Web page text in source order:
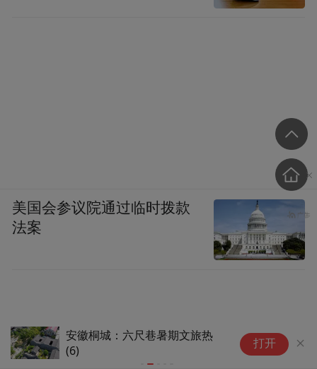
安徽桐城：六尺巷暑期文旅热
(1)
(4)
打开
美国会参议院通过临时拨款
法案